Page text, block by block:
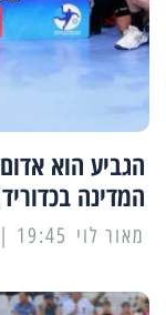
הגביע הוא
המדינה
מאור לוי 19:45 | 29/03/2025